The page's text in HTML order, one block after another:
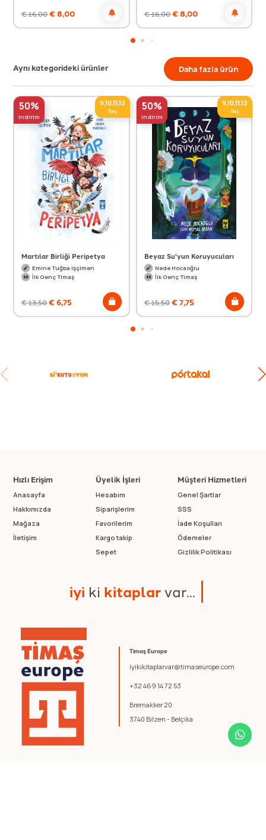
€16,00€8,00 €16,00€8,00
Aynı kategorideki ürünler Daha fazla ürün
50%
indirim
9,10,11,12
Yaş
Martılar Birliği Peripetya
Emine Tuğba Işçimen
İlk Genç Timaş
€13,50€6,75
50%
indirim
9,10,11,12
Yaş
Beyaz Su'yun Koruyucuları
Nede Hocaoğlu
İlk Genç Timaş
€15,50€7,75
Timaş Europe
iyikikitaplarvar@timaseurope.com
+32 469 14 72 53
Bremakker 20
3740 Bilzen - Belçika
Hızlı Erişim
Anasayfa
Hakkımızda
Mağaza
İletişim
Üyelik İşleri
Hesabım
Siparişlerim
Favorilerim
Kargo takip
Sepet
Müşteri Hizmetleri
Genel Şartlar
SSS
İade Koşulları
Ödemeler
Gizlilik Politikası
iyi ki kitaplarvar...